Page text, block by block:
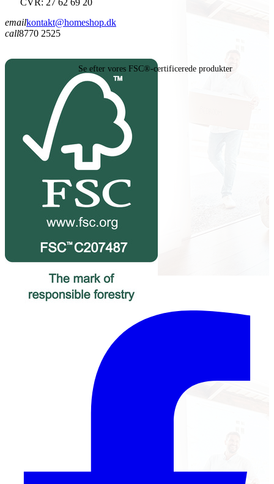
CVR: 27 62 69 20
emailkontakt@homeshop.dk
call8770 2525
Se efter vores FSC®-certificerede produkter